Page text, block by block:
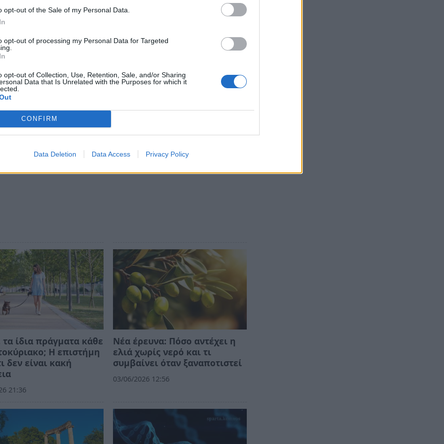
opt-out of the Sale of my Personal Data.
opt-out of processing my Personal Data for Targeted
opt-out of Collection, Use, Retention, Sale, and/or Sharing
Data that Is Unrelated with the Purposes for which it
CONFIRM
Data Deletion Data Access Privacy Policy
Εργατοδικεία είναι αμφίβολο εάν πλέον
ιατρικά εργαλεία για την αποκατάσταση
το έργο τους όπως επιτάσσει το
από ενέργειες που αμαυρώνουν πολλές
του Εφετείου που δεν έχει σχέση με τη
της δικαιοδοσίας μας και ειδικά για ζητήματα
και τα εκλεγμένα από τους Έλληνες πολίτες
να μην το βλέπουν".
τα ίδια πράγματα κάθε
Η επιστήμη
δεν είναι κακή
21:36
Νέα έρευνα: Πόσο αντέχει η
ελιά χωρίς νερό και τι
συμβαίνει όταν ξαναποτιστεί
03/06/2026 12:56